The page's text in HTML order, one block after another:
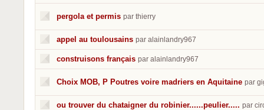
pergola et permis par thierry
appel au toulousains par alainlandry967
construisons français par alainlandry967
Choix MOB, P Poutres voire madriers en Aquitaine par
ou trouver du chataigner du robinier......peulier..... par